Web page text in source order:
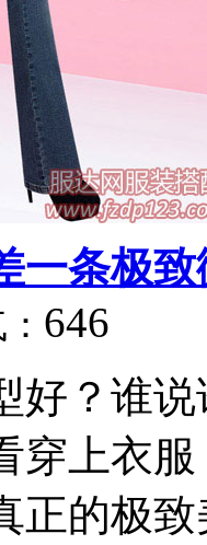
一条极
646
好？谁
穿上衣
正的极